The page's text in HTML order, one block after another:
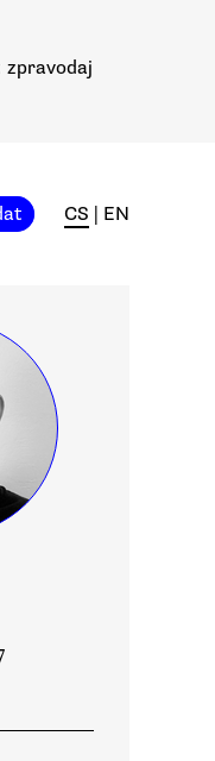
zpravodaj
CS EN